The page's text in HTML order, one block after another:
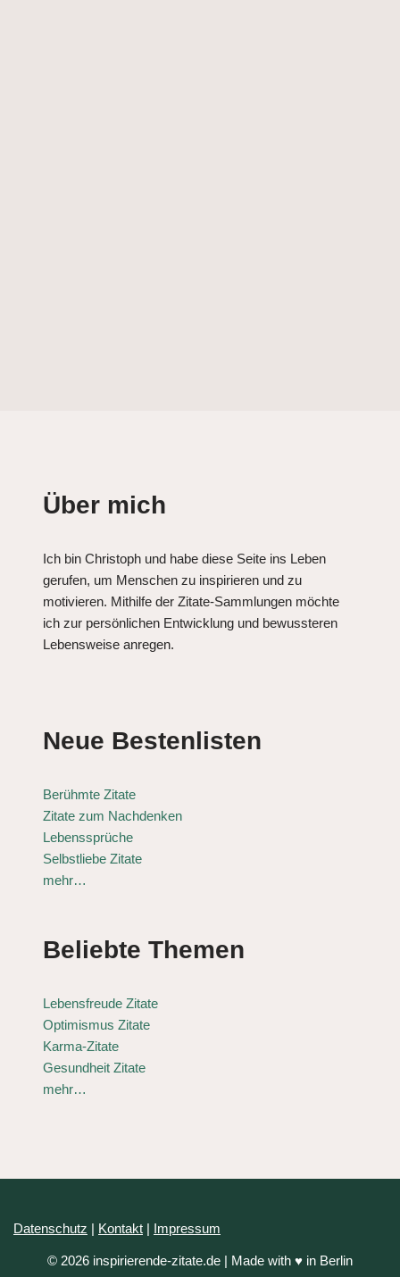
Über mich
Ich bin Christoph und habe diese Seite ins Leben
gerufen, um Menschen zu inspirieren und zu
motivieren. Mithilfe der Zitate-Sammlungen möchte
ich zur persönlichen Entwicklung und bewussteren
Lebensweise anregen.
Neue Bestenlisten
Berühmte Zitate
Zitate zum Nachdenken
Lebenssprüche
Selbstliebe Zitate
mehr…
Beliebte Themen
Lebensfreude Zitate
Optimismus Zitate
Karma-Zitate
Gesundheit Zitate
mehr…
Datenschutz | Kontakt | Impressum
© 2026 inspirierende-zitate.de | Made with ♥ in Berlin